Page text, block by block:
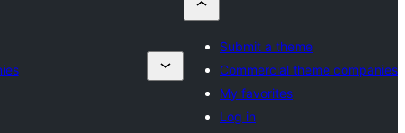
Submit a theme
Commercial theme companies
My favorites
Log in